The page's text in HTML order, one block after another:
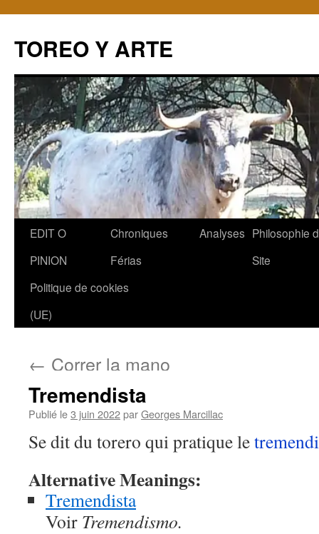
TOREO Y ARTE
Aller
contenu
EDIT O
PINION
Chroniques
Férias
Analyses Philosophie
Site
Politique de cookies
(UE)
← Correr la mano
Tremendista
Publié le3 juin 2022parGeorges Marcillac
Se dit du torero qui pratique le
Alternative Meanings:
Tremendista
Voir Tremendismo.